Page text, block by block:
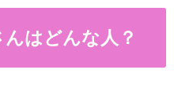
んはどんな人？